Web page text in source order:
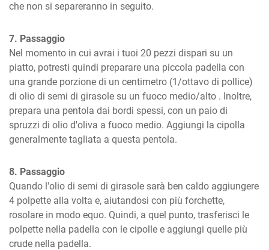
che non si separeranno in seguito.
7. Passaggio
Nel momento in cui avrai i tuoi 20 pezzi dispari su un
piatto, potresti quindi preparare una piccola padella con
una grande porzione di un centimetro (1/ottavo di pollice)
di olio di semi di girasole su un fuoco medio/alto . Inoltre,
prepara una pentola dai bordi spessi, con un paio di
spruzzi di olio d'oliva a fuoco medio. Aggiungi la cipolla
generalmente tagliata a questa pentola.
8. Passaggio
Quando l'olio di semi di girasole sarà ben caldo aggiungere
4 polpette alla volta e, aiutandosi con più forchette,
rosolare in modo equo. Quindi, a quel punto, trasferisci le
polpette nella padella con le cipolle e aggiungi quelle più
crude nella padella.